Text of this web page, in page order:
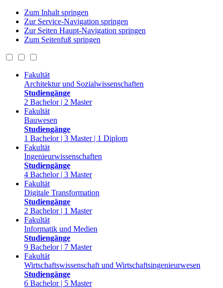
Zum Inhalt springen
Zur Service-Navigation springen
Zur Seiten Haupt-Navigation springen
Zum Seitenfuß springen
Fakultät
Architektur und Sozialwissenschaften
Studiengänge
2 Bachelor | 2 Master
Fakultät
Bauwesen
Studiengänge
1 Bachelor | 3 Master | 1 Diplom
Fakultät
Ingenieurwissenschaften
Studiengänge
4 Bachelor | 3 Master
Fakultät
Digitale Transformation
Studiengänge
2 Bachelor | 1 Master
Fakultät
Informatik und Medien
Studiengänge
9 Bachelor | 7 Master
Fakultät
Wirtschaftswissenschaft und Wirtschaftsingenieurwesen
Studiengänge
6 Bachelor | 5 Master